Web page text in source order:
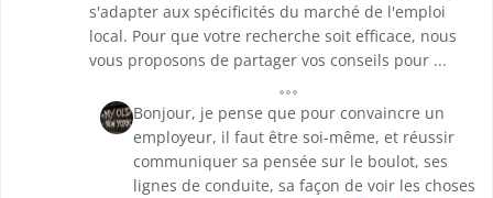
s'adapter aux spécificités du marché de l'emploi
local. Pour que votre recherche soit efficace, nous
vous proposons de partager vos conseils pour ...
Bonjour, je pense que pour convaincre un
employeur, il faut être soi-même, et réussir
communiquer sa pensée sur le boulot, ses
lignes de conduite, sa façon de voir les choses